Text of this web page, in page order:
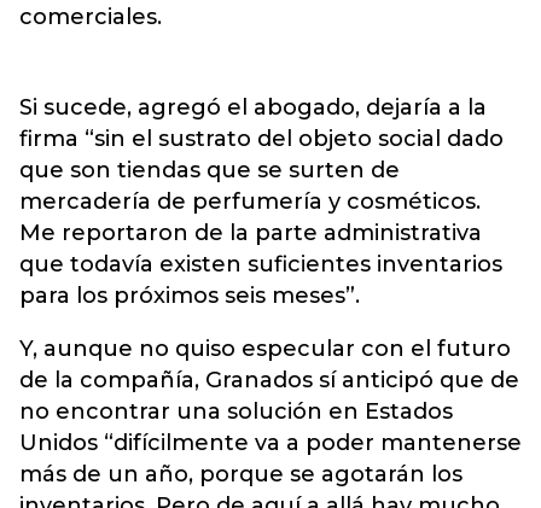
comerciales.
Si sucede, agregó el abogado, dejaría a la
firma “sin el sustrato del objeto social dado
que son tiendas que se surten de
mercadería de perfumería y cosméticos.
Me reportaron de la parte administrativa
que todavía existen suficientes inventarios
para los próximos seis meses”.
Y, aunque no quiso especular con el futuro
de la compañía, Granados sí anticipó que de
no encontrar una solución en Estados
Unidos “difícilmente va a poder mantenerse
más de un año, porque se agotarán los